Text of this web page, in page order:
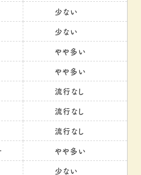
少ない
少ない
やや多い
やや多い
流行なし
流行なし
流行なし
やや多い
少ない